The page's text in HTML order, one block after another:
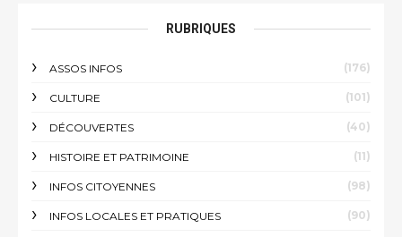
RUBRIQUES
ASSOS INFOS (176)
CULTURE (101)
DÉCOUVERTES (40)
HISTOIRE ET PATRIMOINE (11)
INFOS CITOYENNES (98)
INFOS LOCALES ET PRATIQUES (90)